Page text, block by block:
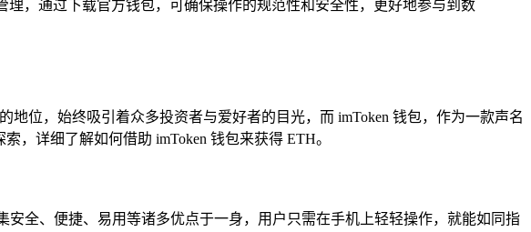
，通过下载官方钱包，可确保操作的规范性和安全性，更好地参与到数
位，始终吸引着众多投资者与爱好者的目光，而 imToken 钱包，作为一款声名
，详细了解如何借助 imToken 钱包来获得 ETH。
全、便捷、易用等诸多优点于一身，用户只需在手机上轻轻操作，就能如同指